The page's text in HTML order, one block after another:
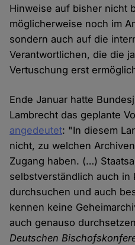
Hinweise auf bisher nicht
möglicherweise noch im
sondern auch auf die
Verantwortlichen, die die
Vertuschung erst
Ende Januar hatte
Lambrecht das geplante
angedeutet: "In diesem
nicht, zu welchen
Zugang haben. (…)
selbstverständlich auch
durchsuchen und auch
kennen keine
auch genauso
Deutschen